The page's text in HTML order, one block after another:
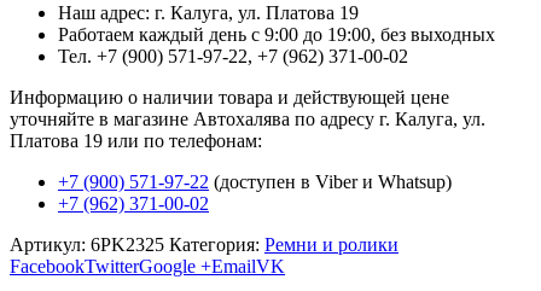
Наш адрес: г. Калуга, ул. Платова 19
Работаем каждый день с 9:00 до 19:00, без выходных
Тел. +7 (900) 571-97-22, +7 (962) 371-00-02
Информацию о наличии товара и действующей цене
уточняйте в магазине Автохалява по адресу г. Калуга, ул.
Платова 19 или по телефонам:
+7 (900) 571-97-22 (доступен в Viber и Whatsup)
+7 (962) 371-00-02
Артикул: 6PK2325 Категория: Ремни и ролики
FacebookTwitterGoogle +EmailVK